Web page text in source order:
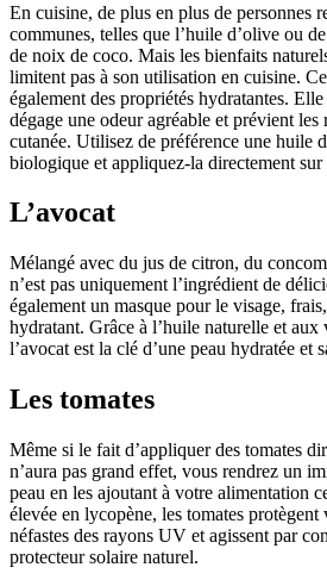
En cuisine, de plus en plus de personnes
communes, telles que l’huile d’olive ou
de noix de coco. Mais les bienfaits
limitent pas à son utilisation en cuisine.
également des propriétés hydratantes.
dégage une odeur agréable et prévient les
cutanée. Utilisez de préférence une huile
biologique et appliquez-la directement sur
L’avocat
Mélangé avec du jus de citron, du
n’est pas uniquement l’ingrédient de
également un masque pour le visage,
hydratant. Grâce à l’huile naturelle et aux
l’avocat est la clé d’une peau hydratée et
Les tomates
Même si le fait d’appliquer des tomates
n’aura pas grand effet, vous rendrez un
peau en les ajoutant à votre alimentation
élevée en lycopène, les tomates
néfastes des rayons UV et agissent par
protecteur solaire naturel.